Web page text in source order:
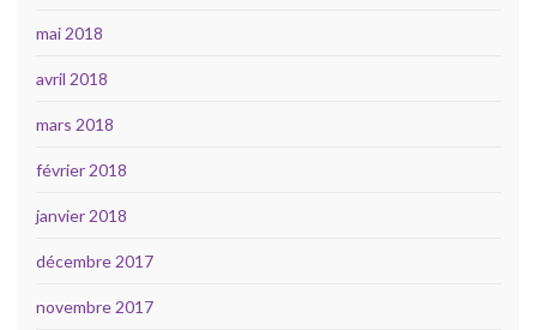
mai 2018
avril 2018
mars 2018
février 2018
janvier 2018
décembre 2017
novembre 2017